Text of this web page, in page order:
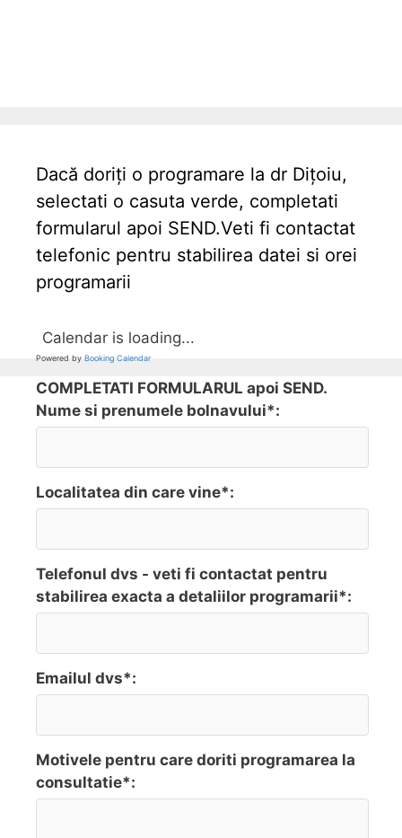
Dacă doriți o programare la dr Dițoiu,
selectati o casuta verde, completati
formularul apoi SEND.Veti fi contactat
telefonic pentru stabilirea datei si orei
programarii
Calendar is loading...
Powered by Booking Calendar
COMPLETATI FORMULARUL apoi SEND.
Nume si prenumele bolnavului*:
Localitatea din care vine*:
Telefonul dvs - veti fi contactat pentru
stabilirea exacta a detaliilor programarii*:
Emailul dvs*:
Motivele pentru care doriti programarea la
consultatie*: